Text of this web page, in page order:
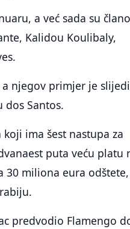
a već sada su
Kalidou Koulibaly,
njegov primjer je
dos Santos.
ima šest nastupa za
puta veću platu
30 miliona eura
predvodio Flamengo